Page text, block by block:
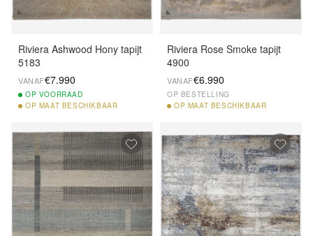
Riviera Ashwood Hony tapijt
5183
VANAF€7.990
OP VOORRAAD
OP MAAT BESCHIKBAAR
Riviera Rose Smoke tapijt
4900
VANAF€6.990
OP BESTELLING
OP MAAT BESCHIKBAAR